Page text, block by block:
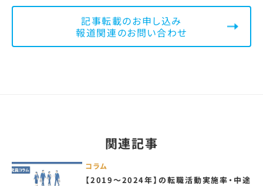
記事転載のお申し込み
報道関連のお問い合わせ
関連記事
コラム
【2019～2024年】の転職活動実施率・中途